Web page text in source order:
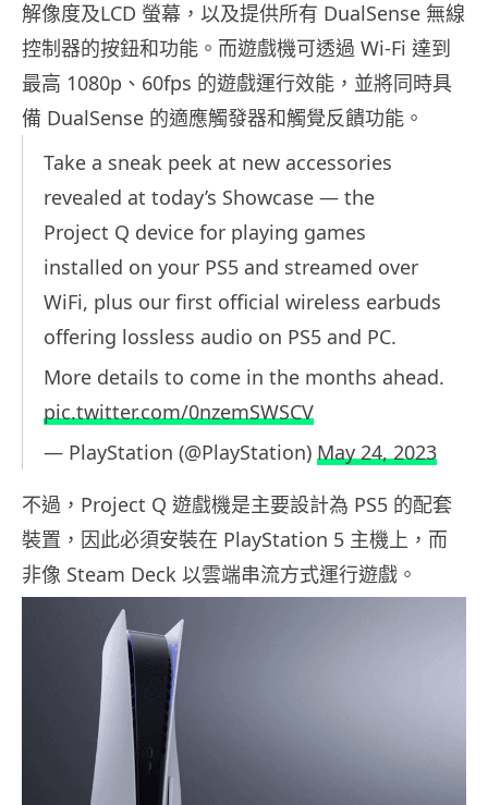
解像度及LCD 螢幕，以及提供所有 DualSense 無線
控制器的按鈕和功能。而遊戲機可透過 Wi-Fi 達到
最高 1080p、60fps 的遊戲運行效能，並將同時具
備 DualSense 的適應觸發器和觸覺反饋功能。
Take a sneak peek at new accessories
revealed at today’s Showcase — the
Project Q device for playing games
installed on your PS5 and streamed over
WiFi, plus our first official wireless earbuds
offering lossless audio on PS5 and PC.
More details to come in the months ahead.
pic.twitter.com/0nzemSWSCV
— PlayStation (@PlayStation) May 24, 2023
不過，Project Q 遊戲機是主要設計為 PS5 的配套
裝置，因此必須安裝在 PlayStation 5 主機上，而
非像 Steam Deck 以雲端串流方式運行遊戲。